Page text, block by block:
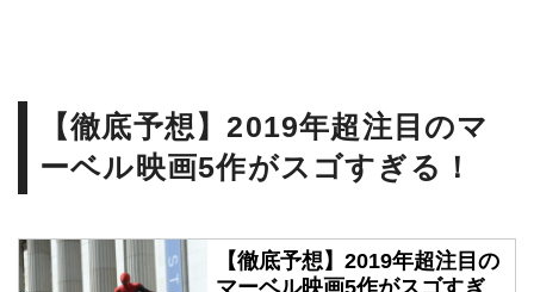
【徹底予想】2019年超注目のマ
ーベル映画5作がスゴすぎる！
【徹底予想】2019年超注目の
マーベル映画5作がスゴすぎ